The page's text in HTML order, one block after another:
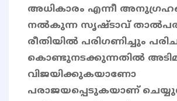
അധികാരം എന്നീ
നൽകുന്ന സൃഷ്ടാവ്
രീതിയിൽ പരിഗണിച്ചും
കൊണ്ടുനടക്കുന്നതിൽ
വിജയിക്കുകയാണോ
പരാജയപ്പെടുകയാണ്